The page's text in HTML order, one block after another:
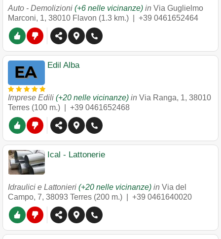
Auto - Demolizioni (+6 nelle vicinanze) in Via Guglielmo
Marconi, 1, 38010 Flavon (1.3 km.) | +39 0461652464
Edil Alba
Imprese Edili (+20 nelle vicinanze) in Via Ranga, 1, 38010
Terres (100 m.) | +39 0461652468
Ical - Lattonerie
Idraulici e Lattonieri (+20 nelle vicinanze) in Via del
Campo, 7, 38093 Terres (200 m.) | +39 0461640020